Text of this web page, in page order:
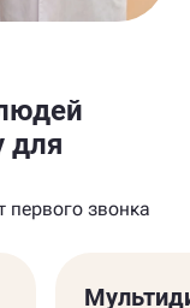
для
первого звонка